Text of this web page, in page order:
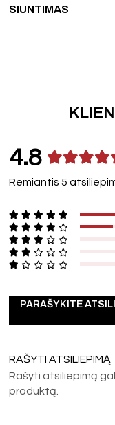
SIUNTIMAS
4.8
Remiantis 5
PARAŠYKITE
RAŠYTI ATSILIEPIMĄ
Rašyti atsiliepimą
produktą.